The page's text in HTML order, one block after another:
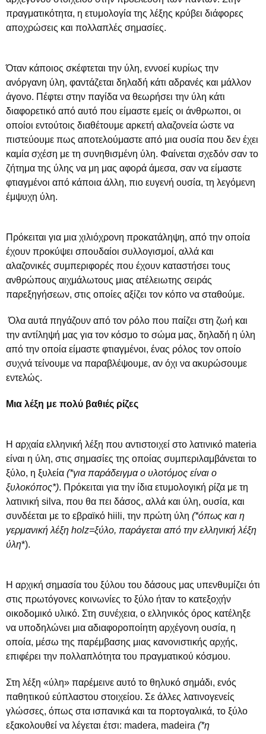
πραγματικότητα, η ετυμολογία της λέξης κρύβει διάφορες
αποχρώσεις και πολλαπλές σημασίες.
Όταν κάποιος σκέφτεται την ύλη, εννοεί κυρίως την
ανόργανη ύλη, φαντάζεται δηλαδή κάτι αδρανές και μάλλον
άγονο. Πέφτει στην παγίδα να θεωρήσει την ύλη κάτι
διαφορετικό από αυτό που είμαστε εμείς οι άνθρωποι, οι
οποίοι εντούτοις διαθέτουμε αρκετή αλαζονεία ώστε να
πιστεύουμε πως αποτελούμαστε από μια ουσία που δεν έχει
καμία σχέση με τη συνηθισμένη ύλη. Φαίνεται σχεδόν σαν το
ζήτημα της ύλης να μη μας αφορά άμεσα, σαν να είμαστε
φτιαγμένοι από κάποια άλλη, πιο ευγενή ουσία, τη λεγόμενη
έμψυχη ύλη.
Πρόκειται για μια χιλιόχρονη προκατάληψη, από την οποία
έχουν προκύψει σπουδαίοι συλλογισμοί, αλλά και
αλαζονικές συμπεριφορές που έχουν καταστήσει τους
ανθρώπους αιχμάλωτους μιας ατέλειωτης σειράς
παρεξηγήσεων, στις οποίες αξίζει τον κόπο να σταθούμε.
Όλα αυτά πηγάζουν από τον ρόλο που παίζει στη ζωή και
την αντίληψή μας για τον κόσμο το σώμα μας, δηλαδή η ύλη
από την οποία είμαστε φτιαγμένοι, ένας ρόλος τον οποίο
συχνά τείνουμε να παραβλέψουμε, αν όχι να ακυρώσουμε
εντελώς.
Μια λέξη με πολύ βαθιές ρίζες
Η αρχαία ελληνική λέξη που αντιστοιχεί στο λατινικό materia
είναι η ύλη, στις σημασίες της οποίας συμπεριλαμβάνεται το
ξύλο, η ξυλεία (*για παράδειγμα ο υλοτόμος είναι ο
ξυλοκόπος*). Πρόκειται για την ίδια ετυμολογική ρίζα με τη
λατινική silva, που θα πει δάσος, αλλά και ύλη, ουσία, και
συνδέεται με το εβραϊκό hiili, την πρώτη ύλη (*όπως και η
γερμανική λέξη holz=ξύλο, παράγεται από την ελληνική λέξη
ύλη*).
Η αρχική σημασία του ξύλου του δάσους μας υπενθυμίζει ότι
στις πρωτόγονες κοινωνίες το ξύλο ήταν το κατεξοχήν
οικοδομικό υλικό. Στη συνέχεια, ο ελληνικός όρος κατέληξε
να υποδηλώνει μια αδιαφοροποίητη αρχέγονη ουσία, η
οποία, μέσω της παρέμβασης μιας κανονιστικής αρχής,
επιφέρει την πολλαπλότητα του πραγματικού κόσμου.
Στη λέξη «ύλη» παρέμεινε αυτό το θηλυκό σημάδι, ενός
παθητικού εύπλαστου στοιχείου. Σε άλλες λατινογενείς
γλώσσες, όπως στα ισπανικά και τα πορτογαλικά, το ξύλο
εξακολουθεί να λέγεται έτσι: madera, madeira (*η